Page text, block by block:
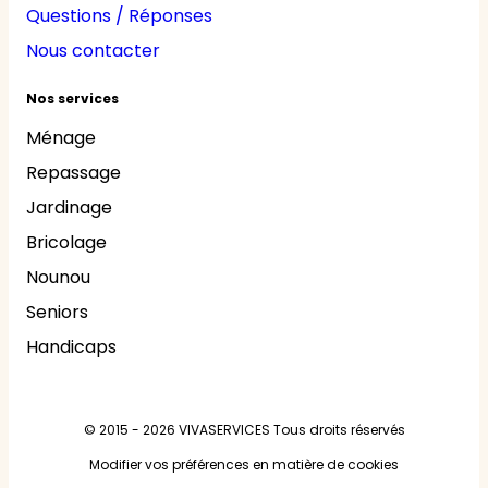
Questions / Réponses
Nous contacter
Nos services
Ménage
Repassage
Jardinage
Bricolage
Nounou
Seniors
Handicaps
© 2015 - 2026 VIVASERVICES Tous droits réservés
Modifier vos préférences en matière de cookies